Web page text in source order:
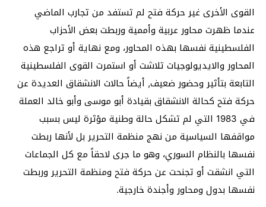
القوى الأخرى غير حركة فتح لم تستفد من تجارب الماضي
عندما ظهرت محاور عربية وأممية وربطت بعض الأحزاب
الفلسطينية نفسها بهذه المحاور، ومع نهاية أو تراجع هذه
المحاور والايديولوجيات تلاشت أو استمرت القوى الفلسطينية
التابعة بتأثير وحضور ضعيف, أيضاً حالات الانشقاق العديدة عن
حركة فتح كحالة الانشقاق بقيادة أبو موسى وأبو خالد العملة
في 1983 التي لم تشكل حالة وطنية مؤثرة ليس بسبب
مواقفها السياسية من نهج منظمة التحرير بل لأنها ربطت
نفسها بالنظام السوري، وهو ما جرى لاحقاً مع كل الجماعات
التي انشقت أو تجنحت عن حركة فتح ومنظمة التحرير وربطت
نفسها بدول ومحاور وأجندة خارجية.